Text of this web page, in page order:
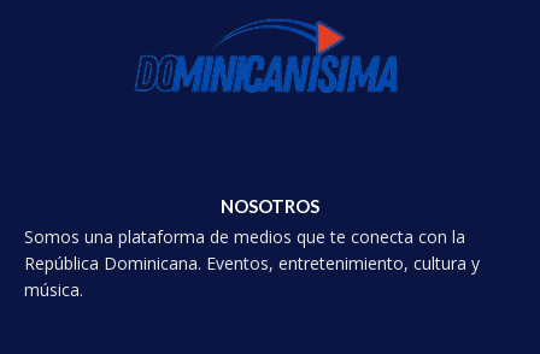
NOSOTROS
Somos una plataforma de medios que te conecta con la
República Dominicana. Eventos, entretenimiento, cultura y
música.